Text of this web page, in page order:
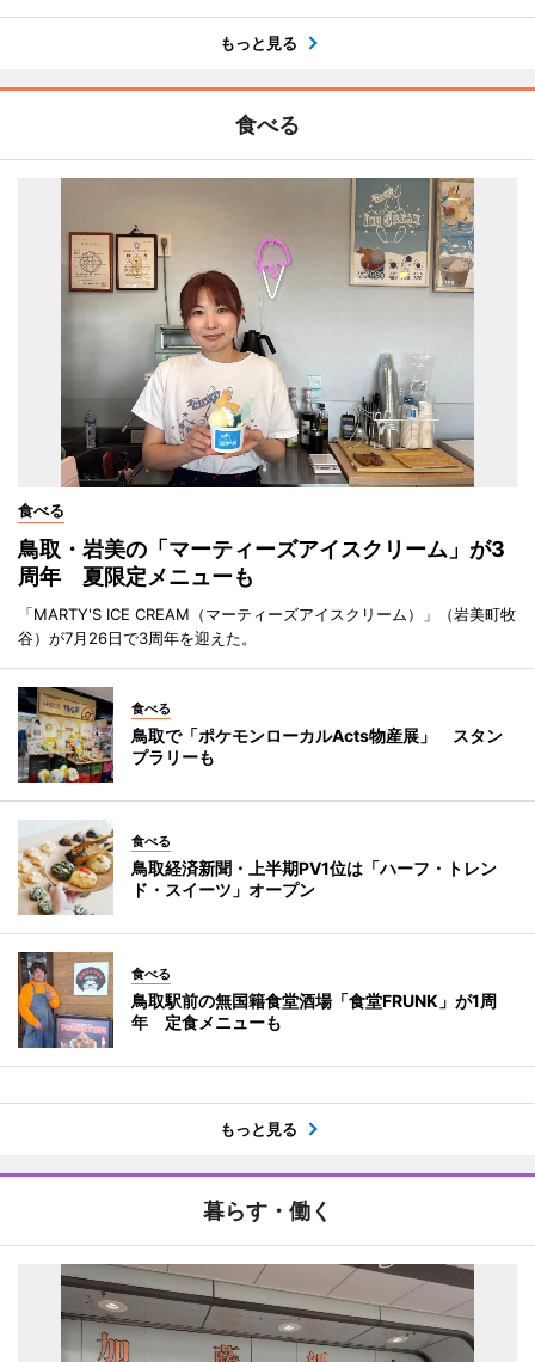
もっと見る
食べる
食べる
鳥取・岩美の「マーティーズアイスクリーム」が3
周年 夏限定メニューも
「MARTY'S ICE CREAM（マーティーズアイスクリーム）」（岩美町牧
谷）が7月26日で3周年を迎えた。
食べる
鳥取で「ポケモンローカルActs物産展」 スタン
プラリーも
食べる
鳥取経済新聞・上半期PV1位は「ハーフ・トレン
ド・スイーツ」オープン
食べる
鳥取駅前の無国籍食堂酒場「食堂FRUNK」が1周
年 定食メニューも
もっと見る
暮らす・働く